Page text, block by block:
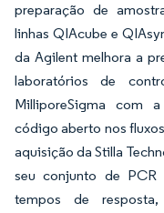
preparação de
linhas QIAcube e
da Agilent melhora a
laboratórios de
MilliporeSigma com
código aberto nos
aquisição da Stilla
seu conjunto de PCR
tempos de